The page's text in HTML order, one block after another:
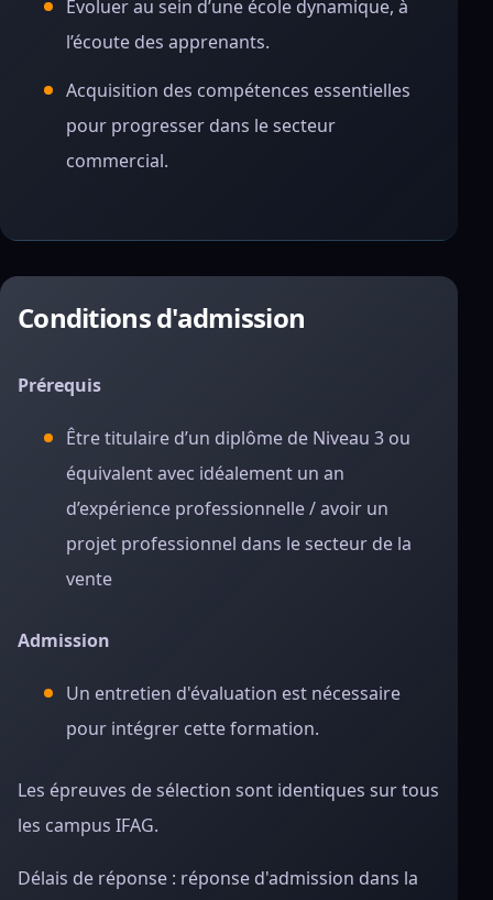
Évoluer au sein d’une école dynamique, à
l’écoute des apprenants.
Acquisition des compétences essentielles
pour progresser dans le secteur
commercial.
Conditions d'admission
Prérequis
Être titulaire d’un diplôme de Niveau 3 ou
équivalent avec idéalement un an
d’expérience professionnelle / avoir un
projet professionnel dans le secteur de la
vente
Admission
Un entretien d'évaluation est nécessaire
pour intégrer cette formation.
Les épreuves de sélection sont identiques sur tous
les campus IFAG.
Délais de réponse : réponse d'admission dans la